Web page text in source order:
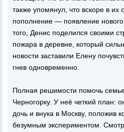
также упомянул, что вскоре в их
пополнение — появление
того, Денис поделился своими
пожара в деревне, который
новости заставили Елену
гнев одновременно.
Полная решимости помочь
Черногорку. У неё четкий план:
дочь и внука в Москву, положив
безумным экспериментом.